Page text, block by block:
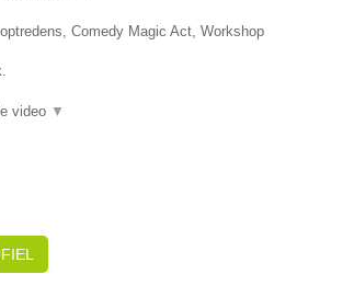
Comedy Magic Act, Workshop
video ▼